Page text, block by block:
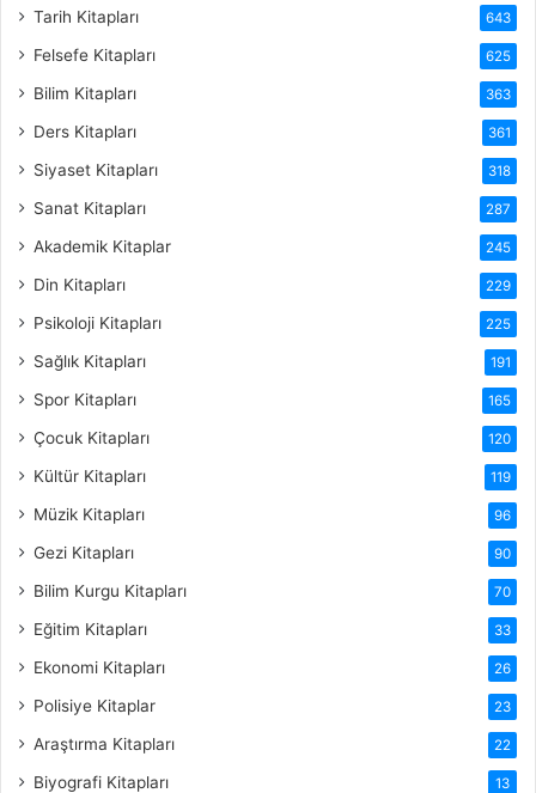
Tarih Kitapları 643
Felsefe Kitapları 625
Bilim Kitapları 363
Ders Kitapları 361
Siyaset Kitapları 318
Sanat Kitapları 287
Akademik Kitaplar 245
Din Kitapları 229
Psikoloji Kitapları 225
Sağlık Kitapları 191
Spor Kitapları 165
Çocuk Kitapları 120
Kültür Kitapları 119
Müzik Kitapları 96
Gezi Kitapları 90
Bilim Kurgu Kitapları 70
Eğitim Kitapları 33
Ekonomi Kitapları 26
Polisiye Kitaplar 23
Araştırma Kitapları 22
Biyografi Kitapları 13